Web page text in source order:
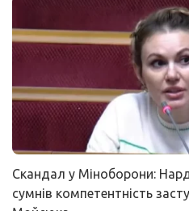
Скандал у Міноборони:
сумнів компетентність